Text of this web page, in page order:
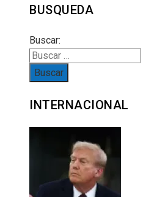
BUSQUEDA
Buscar:
INTERNACIONAL